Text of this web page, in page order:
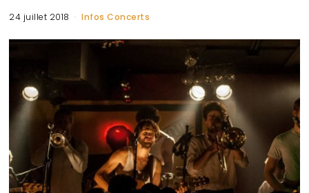
24 juillet 2018 Infos Concerts